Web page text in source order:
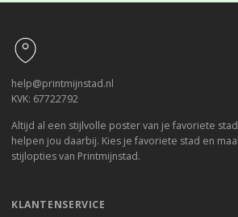
help@printmijnstad.nl
KVK: 67722792
Altijd al een stijlvolle poster van je favoriete
helpen jou daarbij. Kies je favoriete stad en
stijlopties van Printmijnstad.
KLANTENSERVICE